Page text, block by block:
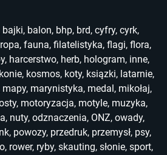
bajki, balon, bhp, brd, cyfry, cyrk,
, fauna, filatelistyka, flagi, flora,
, harcerstwo, herb, hologram, inne,
konie, kosmos, koty, ksiązki, latarnie,
mapy, marynistyka, medal , mikołaj,
, motoryzacja, motyle, muzyka,
, nuty, odznaczenia, ONZ, owady,
, powozy, przedruk, przemysł, psy,
, rower, ryby, skauting, słonie, sport,